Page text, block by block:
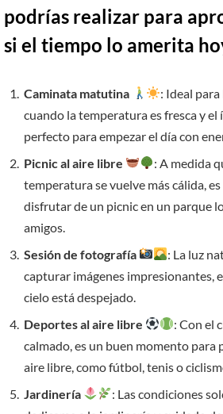
podrías realizar para
si el tiempo lo amerita
Caminata matutina
: Ideal
cuando la temperatura es fresca y el
perfecto para empezar el día con
Picnic al aire libre
: A medida
temperatura se vuelve más cálida,
disfrutar de un picnic en un parque
amigos.
Sesión de fotografía
: La luz
capturar imágenes impresionantes,
cielo está despejado.
Deportes al aire libre
: Con el
calmado, es un buen momento para
aire libre, como fútbol, tenis o
Jardinería
: Las condiciones